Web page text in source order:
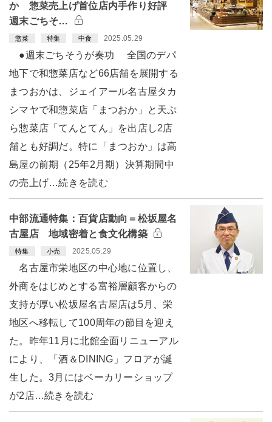
か 惣菜売上げ首位店内手作り好評
週末ごちそ…
惣菜 特集 中食 2025.05.29
●週末ごちそうが奏功 全国のデパ
地下で和惣菜店など66店舗を展開する
まつおかは、ジェイアール名古屋タカ
シマヤで和惣菜店「まつおか」と天ぷ
ら惣菜店「てんとてん」を出店し2店
舗とも好調だ。特に「まつおか」は高
島屋の前期（25年2月期）決算期間中
の売上げ…続きを読む
中部流通特集：百貨店動向＝松坂屋名
古屋店 地域密着と食文化構築
特集 小売 2025.05.29
名古屋市栄地区の中心地に位置し、
外商をはじめとする富裕層顧客からの
支持が厚い松坂屋名古屋店は5月、栄
地区へ移転して100周年の節目を迎え
た。昨年11月に北館全面リニューアル
により、「酒＆DINING」フロアが誕
生した。3月にはベーカリーショップ
が2店…続きを読む